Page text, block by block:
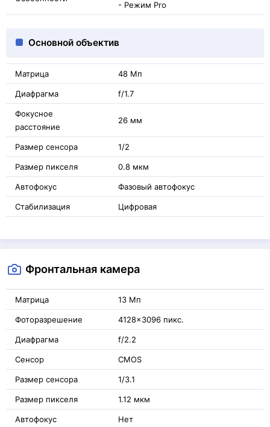
- Режим Pro
Основной объектив
Матрица 48 Мп
Диафрагма f/1.7
Фокусное
расстояние
26 мм
Размер сенсора 1/2
Размер пикселя 0.8 мкм
Автофокус Фазовый автофокус
Стабилизация Цифровая
Фронтальная камера
Матрица 13 Мп
Фоторазрешение 4128x3096 пикс.
Диафрагма f/2.2
Сенсор CMOS
Размер сенсора 1/3.1
Размер пикселя 1.12 мкм
Автофокус Нет